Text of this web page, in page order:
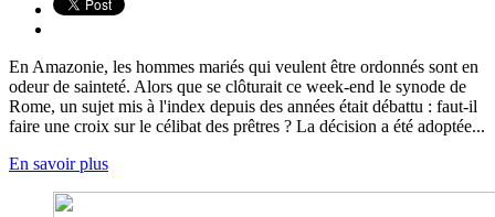
En Amazonie, les hommes mariés qui veulent être ordonnés sont en
odeur de sainteté. Alors que se clôturait ce week-end le synode de
Rome, un sujet mis à l'index depuis des années était débattu : faut-il
faire une croix sur le célibat des prêtres ? La décision a été adoptée...
En savoir plus